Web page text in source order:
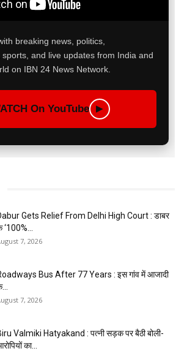
breaking news, politics,
and live updates from India and
on IBN 24 News Network.
On YouTube ▶
Gets Relief From Delhi High Court : डाबर
‘100%...
7, 2026
Bus After 77 Years : इस गांव में आजादी
7, 2026
Valmiki Hatyakand : पत्नी सड़क पर बैठी बोली-
का...